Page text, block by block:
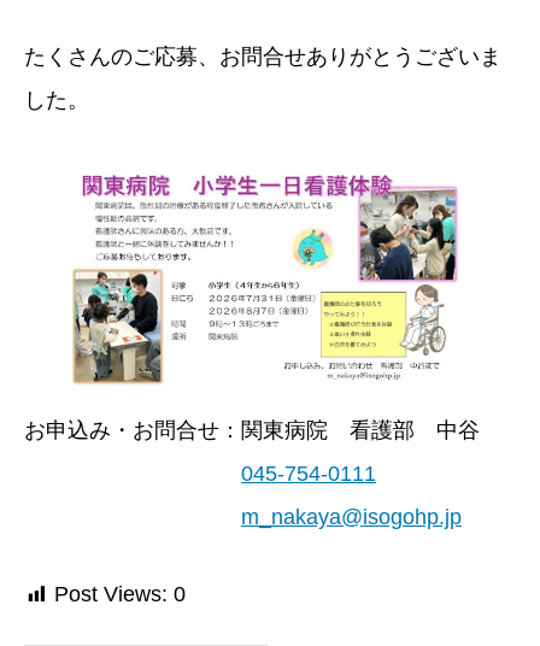
たくさんのご応募、お問合せありがとうございま
した。
お申込み・お問合せ：関東病院 看護部 中谷
045-754-0111
m_nakaya@isogohp.jp
Post Views: 0